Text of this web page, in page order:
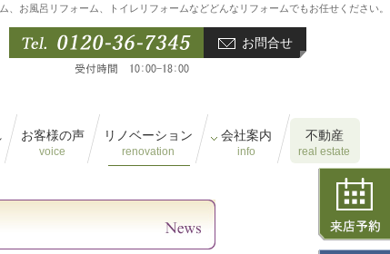
お風呂リフォーム、トイレリフォームなどどんなリフォームでもお任せください。
お問合せ
お客様の声
voice
リノベーション
renovation
会社案内
info
不動産
real estate